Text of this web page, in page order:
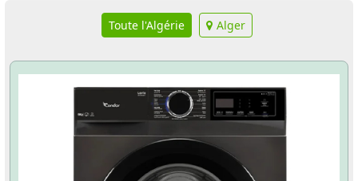
Toute l'Algérie Alger